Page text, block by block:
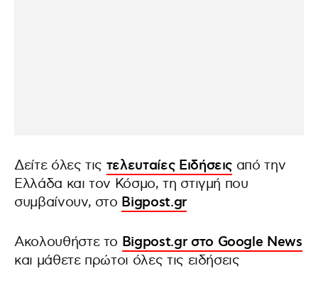
Δείτε όλες τις τελευταίες Ειδήσεις από την
Ελλάδα και τον Κόσμο, τη στιγμή που
συμβαίνουν, στο Bigpost.gr
Ακολουθήστε το Bigpost.gr στο Google News
και μάθετε πρώτοι όλες τις ειδήσεις